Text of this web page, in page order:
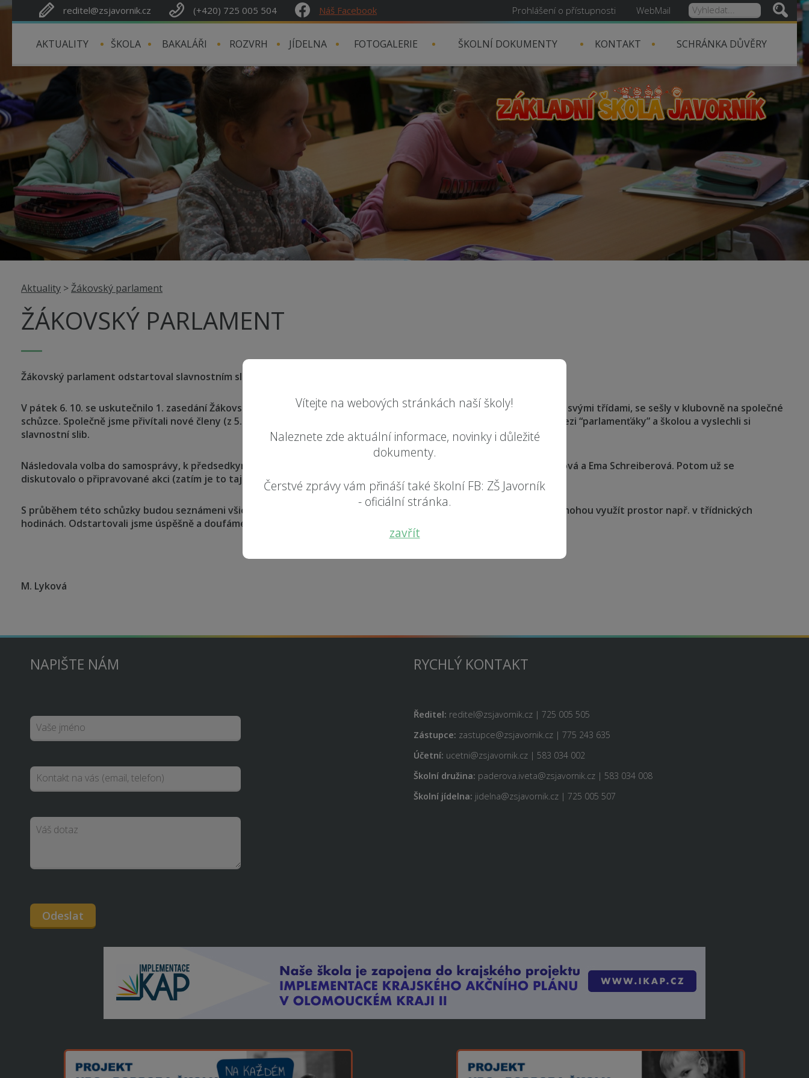
Vítejte na webových stránkách naší školy!
Naleznete zde aktuální informace, novinky i důležité
dokumenty.
Čerstvé zprávy vám přináší také školní FB: ZŠ Javorník
- oficiální stránka.
zavřít
reditel@zsjavornik.cz (+420) 725 005 504 Náš Facebook Prohlášení o přístupnosti WebMail
AKTUALITY ŠKOLA BAKALÁŘI ROZVRH JÍDELNA FOTOGALERIE ŠKOLNÍ DOKUMENTY KONTAKT SCHRÁNKA DŮVĚRY
Aktuality >Žákovský parlament
ŽÁKOVSKÝ PARLAMENT
Žákovský parlament odstartoval slavnostním slibem
V pátek 6. 10. se uskutečnilo 1. zasedání Žákovského parlamentu ZŠ Javorník, které mělo slavnostní ráz. Děti, zvolené svými třídami, se sešly v klubovně na společné
schůzce. Společně jsme přivítali nové členy (z 5. tříd), připomněli si Ústavu našeho ŽP, podepsali smlouvy uzavřené mezi “parlamenťáky” a školou a vyslechli si
slavnostní slib.
Následovala volba do samosprávy, k předsedkyni Amálce Širůčkové přibyly dvě místopředsedkyně. Jsou to Katka Galová a Ema Schreiberová. Potom už se
diskutovalo o připravované akci (zatím je to tajemství), přemýšlelo se nad novými nápady a plánovalo…
S průběhem této schůzky budou seznámeni všichni žáci 5. - 9. tříd, členové ŽP ve spolupráci se svými třídními učiteli mohou využít prostor např. v třídnických
hodinách. Odstartovali jsme úspěšně a doufáme, že ve stejném duchu budeme i pokračovat.
M. Lyková
NAPIŠTE NÁM
Odeslat
RYCHLÝ KONTAKT
Ředitel: reditel@zsjavornik.cz | 725 005 505
Zástupce: zastupce@zsjavornik.cz | 775 243 635
Účetní: ucetni@zsjavornik.cz | 583 034 002
Školní družina: paderova.iveta@zsjavornik.cz | 583 034 008
Školní jídelna: jidelna@zsjavornik.cz | 725 005 507